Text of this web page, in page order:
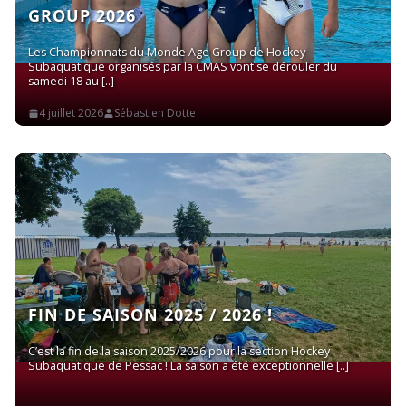
GROUP 2026
4 juillet 2026 Sébastien Dotte
Les Championnats du Monde Age Group de Hockey
Subaquatique organisés par la CMAS vont se dérouler du
samedi 18 au
Read More
FIN DE SAISON 2025 / 2026 !
C’est la fin de la saison 2025/2026 pour la section Hockey
Subaquatique de Pessac ! La saison a été exceptionnelle